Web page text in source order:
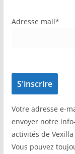
Adresse mail*
Votre adresse e-
envoyer notre
activités de
Vous pouvez